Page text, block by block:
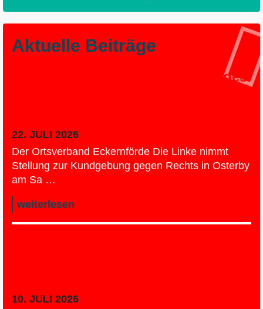
Aktuelle Beiträge
Pressemeldung des Ortsverbandes
22. JULI 2026
Der Ortsverband Eckernförde Die Linke nimmt
Stellung zur Kundgebung gegen Rechts in Osterby
am Sa …
weiterlesen
10. JULI 2026